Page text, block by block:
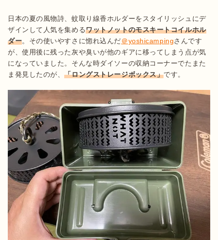
日本の夏の風物詩、蚊取り線香ホルダーをスタイリッシュにデ
ザインして人気を集めるワットノットのモスキートコイルホル
ダー。その使いやすさに惚れ込んだ＠yoshicampingさんです
が、使用後に残った灰や臭いが他のギアに移ってしまう点が気
になっていました。そんな時ダイソーの収納コーナーでたまた
ま発見したのが、「ロングストレージボックス」です。